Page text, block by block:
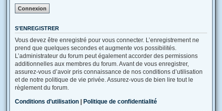
S’ENREGISTRER
Vous devez être enregistré pour vous connecter. L’enregistrement ne
prend que quelques secondes et augmente vos possibilités.
L’administrateur du forum peut également accorder des permissions
additionnelles aux membres du forum. Avant de vous enregistrer,
assurez-vous d’avoir pris connaissance de nos conditions d’utilisation
et de notre politique de vie privée. Assurez-vous de bien lire tout le
règlement du forum.
Conditions d’utilisation | Politique de confidentialité